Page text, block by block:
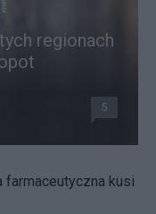
regionach
5
farmaceutyczna kusi